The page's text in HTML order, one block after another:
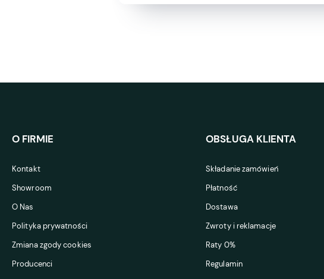
O FIRMIE
Kontakt
Showroom
O Nas
Polityka prywatności
Zmiana zgody cookies
Producenci
OBSŁUGA KLIENTA
Składanie zamówień
Płatność
Dostawa
Zwroty i reklamacje
Raty 0%
Regulamin